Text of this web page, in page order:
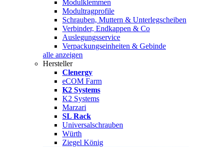
Modulklemmen
Modultragprofile
Schrauben, Muttern & Unterlegscheiben
Verbinder, Endkappen & Co
Auslegungsservice
Verpackungseinheiten & Gebinde
alle anzeigen
Hersteller
Clenergy
eCOM Farm
K2 Systems
K2 Systems
Marzari
SL Rack
Universalschrauben
Würth
Ziegel König